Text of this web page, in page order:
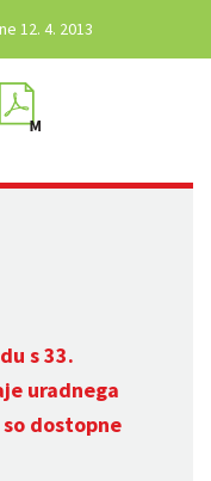
12. 4. 2013
s 33.
uradnega
dostopne